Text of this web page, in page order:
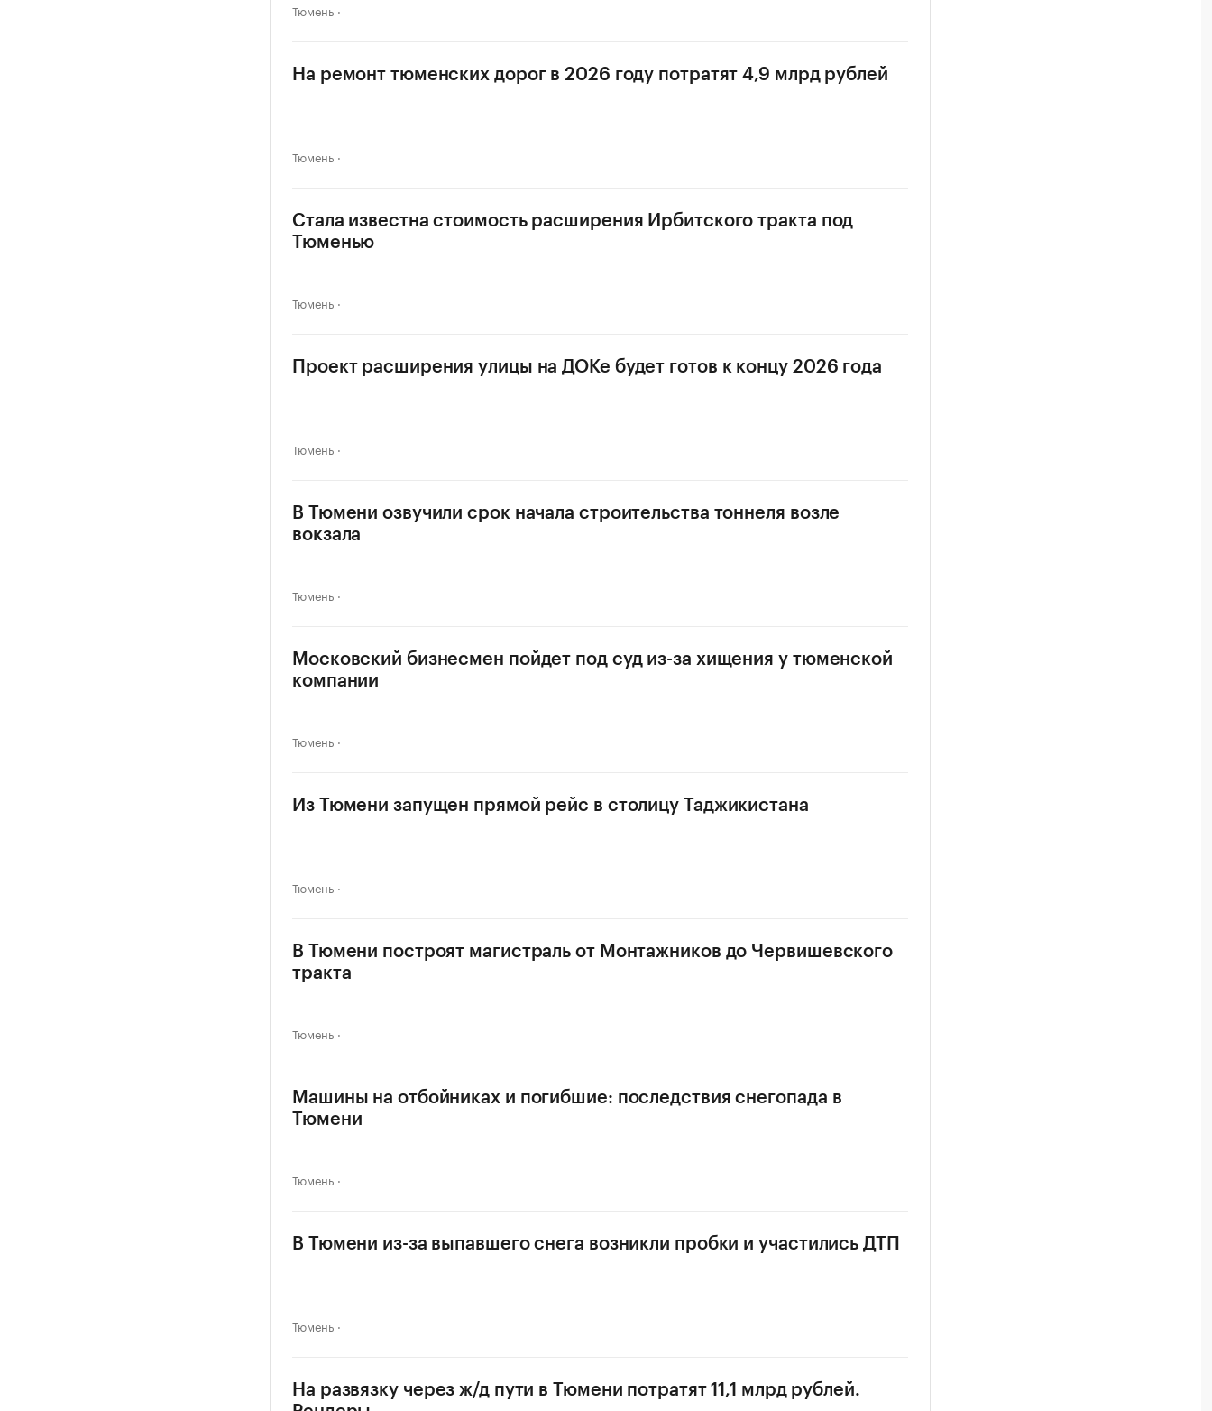
Тюмень
На ремонт тюменских дорог в 2026 году потратят 4,9 млрд рублей
Тюмень
Стала известна стоимость расширения Ирбитского тракта под
Тюменью
Тюмень
Проект расширения улицы на ДОКе будет готов к концу 2026 года
Тюмень
В Тюмени озвучили срок начала строительства тоннеля возле
вокзала
Тюмень
Московский бизнесмен пойдет под суд из-за хищения у тюменской
компании
Тюмень
Из Тюмени запущен прямой рейс в столицу Таджикистана
Тюмень
В Тюмени построят магистраль от Монтажников до Червишевского
тракта
Тюмень
Машины на отбойниках и погибшие: последствия снегопада в
Тюмени
Тюмень
В Тюмени из-за выпавшего снега возникли пробки и участились ДТП
Тюмень
На развязку через ж/д пути в Тюмени потратят 11,1 млрд рублей.